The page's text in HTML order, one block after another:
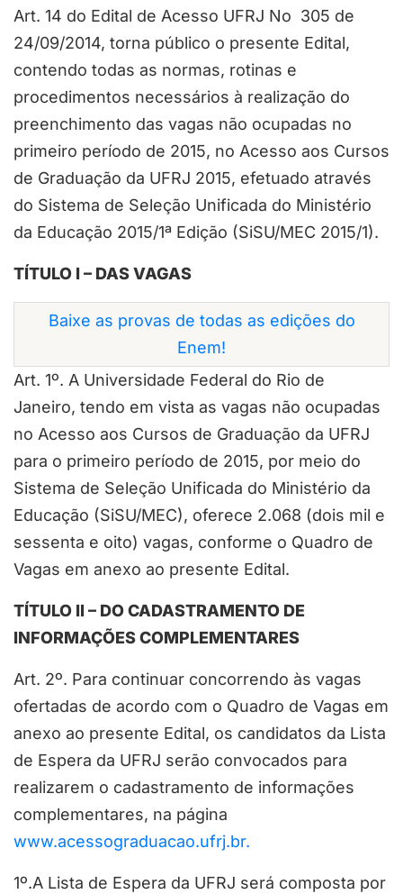
Art. 14 do Edital de Acesso UFRJ No 305 de
24/09/2014, torna público o presente Edital,
contendo todas as normas, rotinas e
procedimentos necessários à realização do
preenchimento das vagas não ocupadas no
primeiro período de 2015, no Acesso aos Cursos
de Graduação da UFRJ 2015, efetuado através
do Sistema de Seleção Unificada do Ministério
da Educação 2015/1ª Edição (SiSU/MEC 2015/1).
TÍTULO I – DAS VAGAS
Baixe as provas de todas as edições do
Enem!
Art. 1º. A Universidade Federal do Rio de
Janeiro, tendo em vista as vagas não ocupadas
no Acesso aos Cursos de Graduação da UFRJ
para o primeiro período de 2015, por meio do
Sistema de Seleção Unificada do Ministério da
Educação (SiSU/MEC), oferece 2.068 (dois mil e
sessenta e oito) vagas, conforme o Quadro de
Vagas em anexo ao presente Edital.
TÍTULO II – DO CADASTRAMENTO DE
INFORMAÇÕES COMPLEMENTARES
Art. 2º. Para continuar concorrendo às vagas
ofertadas de acordo com o Quadro de Vagas em
anexo ao presente Edital, os candidatos da Lista
de Espera da UFRJ serão convocados para
realizarem o cadastramento de informações
complementares, na página
www.acessograduacao.ufrj.br.
1º.A Lista de Espera da UFRJ será composta por